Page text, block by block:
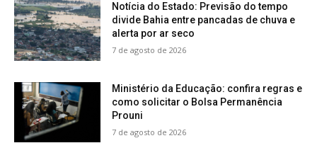
Notícia do Estado: Previsão do tempo
divide Bahia entre pancadas de chuva e
alerta por ar seco
7 de agosto de 2026
Ministério da Educação: confira regras e
como solicitar o Bolsa Permanência
Prouni
7 de agosto de 2026